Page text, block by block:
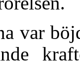
var